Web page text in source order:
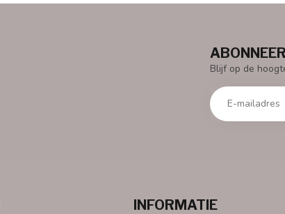
Blijf op de
INFORMATIE